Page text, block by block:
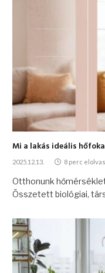
Mi a lakás ideális
2025.12.13. 8 perc
Otthonunk
Összetett biológiai,